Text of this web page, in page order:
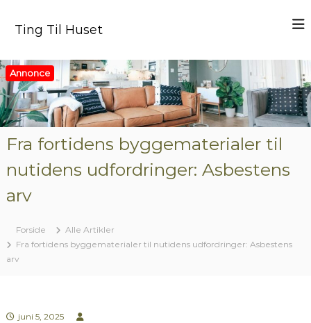
r
e
t
i
l
Ting Til Huset
Annonce
Fra fortidens byggematerialer til
nutidens udfordringer: Asbestens
arv
Forside
Alle Artikler
Fra fortidens byggematerialer til nutidens udfordringer: Asbestens
arv
juni 5, 2025